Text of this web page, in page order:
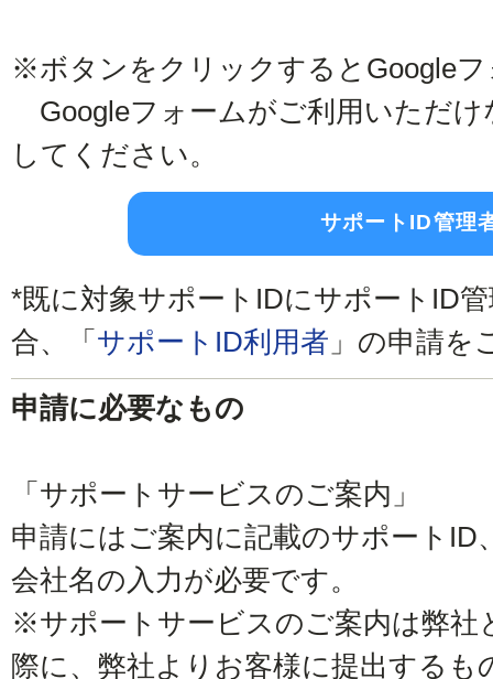
※ボタンをクリックするとGoogle
Googleフォームがご利用いただけ
してください。
サポートID管理
*既に対象サポートIDにサポートID
合、「 サポートID利用者 」の申請を
申請に必要なもの
「サポートサービスのご案内」
申請にはご案内に記載のサポートID
会社名の入力が必要です。
※サポートサービスのご案内は弊社
際に、弊社よりお客様に提出するも